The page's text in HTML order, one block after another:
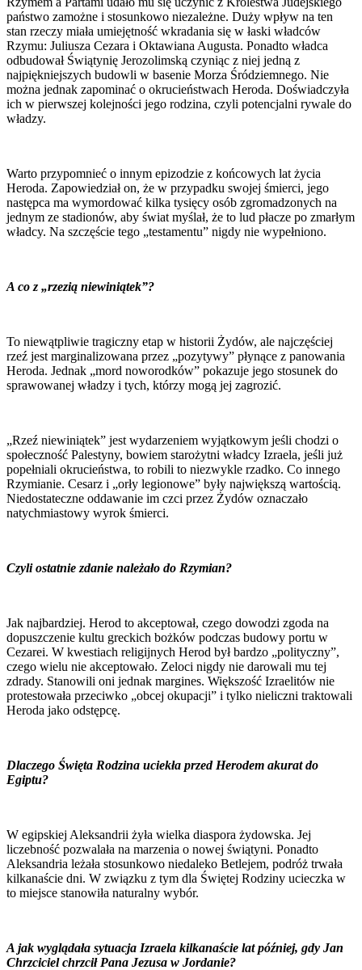
państwo zamożne i stosunkowo niezależne. Duży wpływ na ten
stan rzeczy miała umiejętność wkradania się w łaski władców
Rzymu: Juliusza Cezara i Oktawiana Augusta. Ponadto władca
odbudował Świątynię Jerozolimską czyniąc z niej jedną z
najpiękniejszych budowli w basenie Morza Śródziemnego. Nie
można jednak zapominać o okrucieństwach Heroda. Doświadczyła
ich w pierwszej kolejności jego rodzina, czyli potencjalni rywale do
władzy.
Warto przypomnieć o innym epizodzie z końcowych lat życia
Heroda. Zapowiedział on, że w przypadku swojej śmierci, jego
następca ma wymordować kilka tysięcy osób zgromadzonych na
jednym ze stadionów, aby świat myślał, że to lud płacze po zmarłym
władcy. Na szczęście tego „testamentu” nigdy nie wypełniono.
A co z „rzezią niewiniątek”?
To niewątpliwie tragiczny etap w historii Żydów, ale najczęściej
rzeź jest marginalizowana przez „pozytywy” płynące z panowania
Heroda. Jednak „mord noworodków” pokazuje jego stosunek do
sprawowanej władzy i tych, którzy mogą jej zagrozić.
„Rzeź niewiniątek” jest wydarzeniem wyjątkowym jeśli chodzi o
społeczność Palestyny, bowiem starożytni władcy Izraela, jeśli już
popełniali okrucieństwa, to robili to niezwykle rzadko. Co innego
Rzymianie. Cesarz i „orły legionowe” były największą wartością.
Niedostateczne oddawanie im czci przez Żydów oznaczało
natychmiastowy wyrok śmierci.
Czyli ostatnie zdanie należało do Rzymian?
Jak najbardziej. Herod to akceptował, czego dowodzi zgoda na
dopuszczenie kultu greckich bożków podczas budowy portu w
Cezarei. W kwestiach religijnych Herod był bardzo „polityczny”,
czego wielu nie akceptowało. Zeloci nigdy nie darowali mu tej
zdrady. Stanowili oni jednak margines. Większość Izraelitów nie
protestowała przeciwko „obcej okupacji” i tylko nieliczni traktowali
Heroda jako odstępcę.
Dlaczego Święta Rodzina uciekła przed Herodem akurat do
Egiptu?
W egipskiej Aleksandrii żyła wielka diaspora żydowska. Jej
liczebność pozwalała na marzenia o nowej świątyni. Ponadto
Aleksandria leżała stosunkowo niedaleko Betlejem, podróż trwała
kilkanaście dni. W związku z tym dla Świętej Rodziny ucieczka w
to miejsce stanowiła naturalny wybór.
A jak wyglądała sytuacja Izraela kilkanaście lat później, gdy Jan
Chrzciciel chrzcił Pana Jezusa w Jordanie?